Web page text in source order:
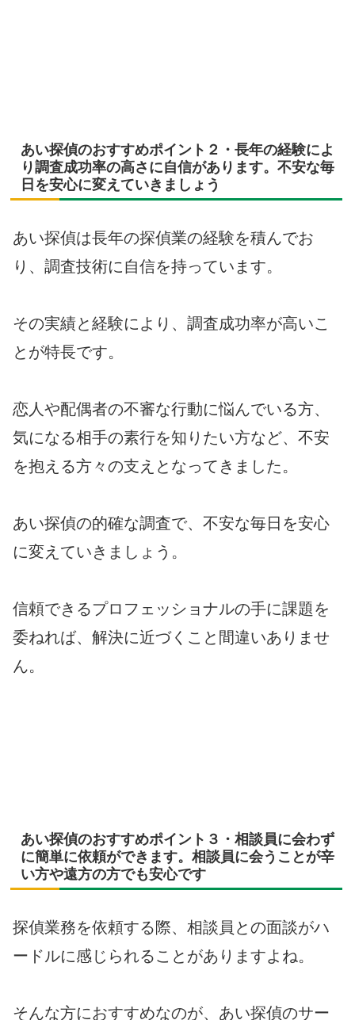
あい探偵のおすすめポイント２・長年の経験によ
り調査成功率の高さに自信があります。不安な毎
日を安心に変えていきましょう
あい探偵は長年の探偵業の経験を積んでお
り、調査技術に自信を持っています。
その実績と経験により、調査成功率が高いこ
とが特長です。
恋人や配偶者の不審な行動に悩んでいる方、
気になる相手の素行を知りたい方など、不安
を抱える方々の支えとなってきました。
あい探偵の的確な調査で、不安な毎日を安心
に変えていきましょう。
信頼できるプロフェッショナルの手に課題を
委ねれば、解決に近づくこと間違いありませ
ん。
あい探偵のおすすめポイント３・相談員に会わず
に簡単に依頼ができます。相談員に会うことが辛
い方や遠方の方でも安心です
探偵業務を依頼する際、相談員との面談がハ
ードルに感じられることがありますよね。
そんな方におすすめなのが、あい探偵のサー